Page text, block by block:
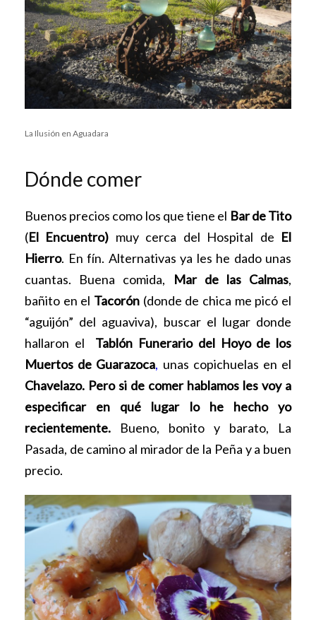
La Ilusión en Aguadara
Dónde comer
Buenos precios como los que tiene el Bar de Tito
(El Encuentro) muy cerca del Hospital de El
Hierro. En fín. Alternativas ya les he dado unas
cuantas. Buena comida,
Mar de las Calmas,
bañito en el Tacorón (donde de chica me picó el
“aguijón” del aguaviva), buscar el lugar donde
hallaron el Tablón Funerario del Hoyo de los
Muertos de Guarazoca, unas copichuelas en el
Chavelazo. Pero si de comer hablamos les voy a
especificar en qué lugar lo he hecho yo
recientemente. Bueno, bonito y barato, La
Pasada, de camino al mirador de la Peña y a buen
precio.